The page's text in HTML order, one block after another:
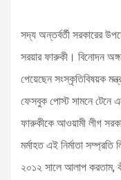
সদ্য অন্তর্বর্তী সরকারের
সরয়ার ফারুকী। বিনোদন
পেয়েছেন সংস্কৃতিবিষয়ক
ফেসবুক পোস্ট সামনে টেনে
ফারুকীকে আওয়ামী লীগ
মর্মাহত এই নির্মাতা
২০১২ সালে আলাপ করতাম,